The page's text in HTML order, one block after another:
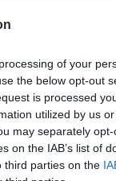
of your
the below opt-out
is processed
utilized by us
may separately
on the IAB’s list of
third parties on the
is
is